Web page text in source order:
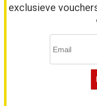
exclusieve